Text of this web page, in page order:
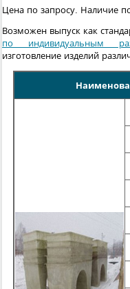
Цена по запросу. Наличие
Возможен выпуск как
по индивидуальным
изготовление изделий